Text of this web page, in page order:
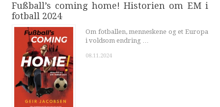
Fußball’s coming home! Historien om EM i
fotball 2024
Om fotballen, menneskene og et Europa
i voldsom endring …
08.11.2024